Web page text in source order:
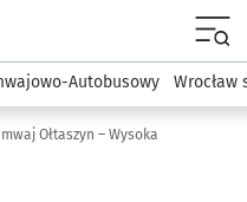
Autobusowy Wrocław
Ołtaszyn – Wysoka